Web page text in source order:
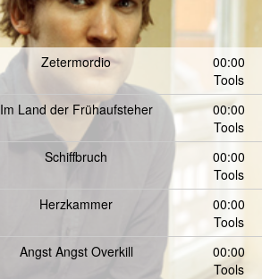
Zetermordio
00:00
Tools
Im Land der Frühaufsteher
00:00
Tools
Schiffbruch
00:00
Tools
Herzkammer
00:00
Tools
Angst Angst Overkill
00:00
Tools